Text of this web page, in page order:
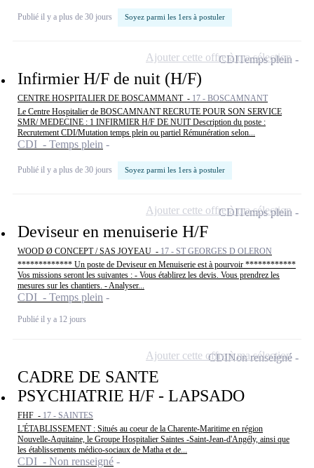
Publié il y a plus de 30 jours Soyez parmi les 1ers à postuler
Infirmier H/F de nuit (H/F)
CENTRE HOSPITALIER DE BOSCAMMANT - 17 - BOSCAMNANT
Le Centre Hospitalier de BOSCAMNANT RECRUTE POUR SON SERVICE
SMR/ MEDECINE : 1 INFIRMIER H/F DE NUIT Description du poste :
Recrutement CDI/Mutation temps plein ou partiel Rémunération selon...
CDI - Temps plein
Publié il y a plus de 30 jours Soyez parmi les 1ers à postuler
CDITemps plein
Ajouter cette offre à ma sélection
Deviseur en menuiserie H/F
WOOD Ø CONCEPT / SAS JOYEAU - 17 - ST GEORGES D OLERON
************* Un poste de Deviseur en Menuiserie est à pourvoir ************
Vos missions seront les suivantes : - Vous établirez les devis. Vous prendrez les
mesures sur les chantiers. - Analyser...
CDI - Temps plein
Publié il y a 12 jours
CDITemps plein
Ajouter cette offre à ma sélection
CADRE DE SANTE
PSYCHIATRIE H/F - LAPSADO
FHF - 17 - SAINTES
L'ÉTABLISSEMENT : Situés au coeur de la Charente-Maritime en région
Nouvelle-Aquitaine, le Groupe Hospitalier Saintes -Saint-Jean-d'Angély, ainsi que
les établissements médico-sociaux de Matha et de...
CDI - Non renseigné
CDINon renseigné
Ajouter cette offre à ma sélection